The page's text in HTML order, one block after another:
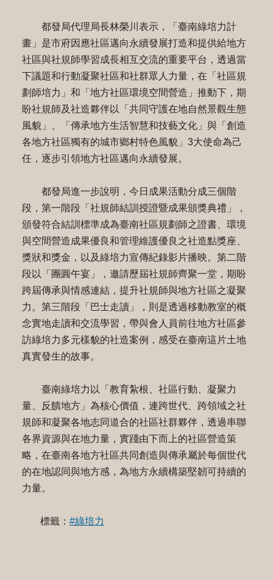
都發局代理局長林榮川表示，「臺南綠培力計
畫」是市府因應社區邁向永續發展打造和提供給地方
社區與社規師學習成長相互交流的重要平台，透過當
下議題和行動凝聚社區和社群眾人力量，在「社區規
劃師培力」和「地方社區環境空間營造」推動下，期
盼社規師及社造夥伴以「共同守護在地自然景觀生態
風貌」、「傳承地方生活智慧和技藝文化」與「創造
各地方社區獨有的城市鄉村特色風貌」3大使命為己
任，逐步引領地方社區邁向永續發展。
都發局進一步說明，今日成果活動分成三個階
段，第一階段「社規師結訓授證暨成果頒獎典禮」，
頒發符合結訓標準成為臺南社區規劃師之證書、環境
與空間營造成果優良和管理維護優良之社造點獎座、
獎狀和獎金，以及綠培力宣傳紀錄影片播映。第二階
段以「團圓午宴」，邀請歷屆社規師齊聚一堂，期盼
跨屆傳承與情感連結，提升社規師與地方社區之凝聚
力。第三階段「巴士走讀」，則是透過移動教室的概
念實地走讀和交流學習，帶與會人員前往地方社區參
訪綠培力多元樣貌的社造案例，感受在臺南這片土地
真實發生的故事。
臺南綠培力以「教育紮根、社區行動、凝聚力
量、反饋地方」為核心價值，連跨世代、跨領域之社
規師和凝聚各地志同道合的社區社群夥伴，透過串聯
各界資源與在地力量，實踐由下而上的社區營造策
略，在臺南各地方社區共同創造與傳承屬於每個世代
的在地認同與地方感，為地方永續構築堅韌可持續的
力量。
標籤： #綠培力